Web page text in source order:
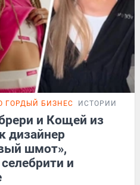
ГОРДЫЙ БИЗНЕС ИСТОРИИ
и Кощей из
дизайнер
шмот»,
и